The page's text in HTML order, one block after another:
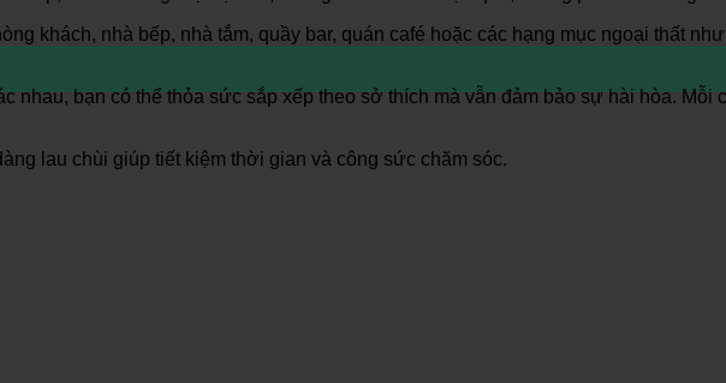
khách, nhà bếp, nhà tắm, quầy bar, quán café hoặc các hạng mục ngoại thất
nhau, bạn có thể thỏa sức sắp xếp theo sở thích mà vẫn đảm bảo sự hài hòa. Mỗi
lau chùi giúp tiết kiệm thời gian và công sức chăm sóc.